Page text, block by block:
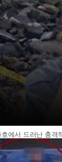
에서 드러난 충격